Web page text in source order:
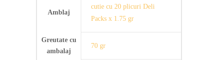
Amblaj
cutie cu 20 plicuri Deli
Packs x 1.75 gr
Greutate cu
ambalaj
70 gr